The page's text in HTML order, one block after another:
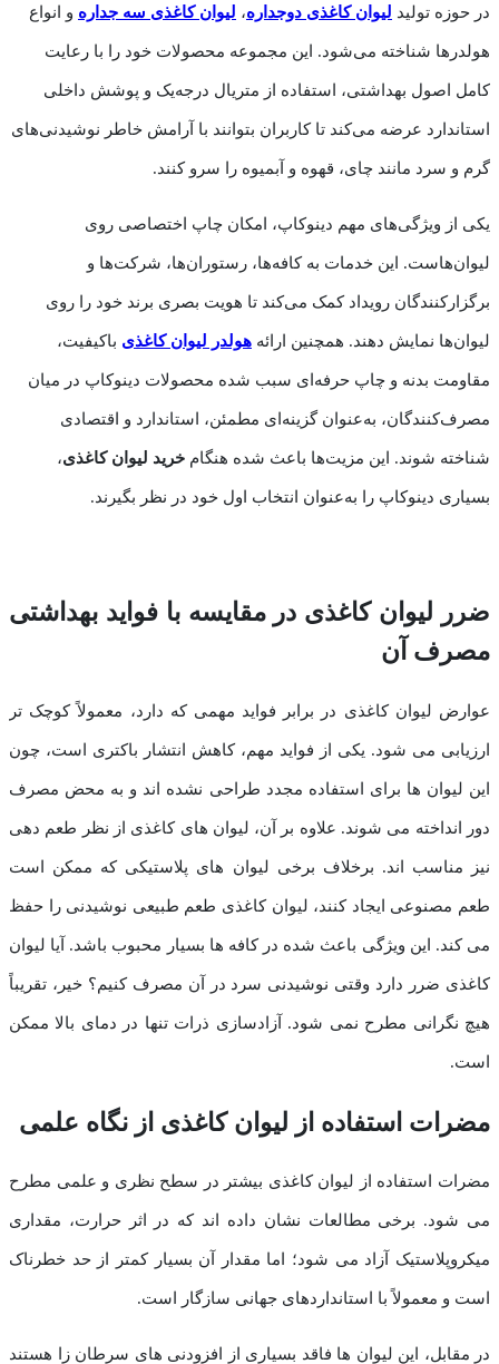
در حوزه تولید لیوان کاغذی دوجداره، لیوان کاغذی سه جداره و انواع
هولدرها شناخته می‌شود. این مجموعه محصولات خود را با رعایت
کامل اصول بهداشتی، استفاده از متریال درجه‌یک و پوشش داخلی
استاندارد عرضه می‌کند تا کاربران بتوانند با آرامش خاطر نوشیدنی‌های
گرم و سرد مانند چای، قهوه و آبمیوه را سرو کنند.
یکی از ویژگی‌­های مهم دینوکاپ، امکان چاپ اختصاصی روی
لیوان‌هاست. این خدمات به کافه‌ها، رستوران‌ها، شرکت‌ها و
برگزارکنندگان رویداد کمک می‌کند تا هویت بصری برند خود را روی
لیوان‌ها نمایش دهند. همچنین ارائه هولدر لیوان کاغذی باکیفیت،
مقاومت بدنه و چاپ حرفه‌ای سبب شده محصولات دینوکاپ در میان
مصرف‌کنندگان، به‌عنوان گزینه‌ای مطمئن، استاندارد و اقتصادی
شناخته شوند. این مزیت‌ها باعث شده هنگام خرید لیوان کاغذی،
بسیاری دینوکاپ را به‌عنوان انتخاب اول خود در نظر بگیرند.
ضرر لیوان کاغذی در مقایسه با فواید بهداشتی
مصرف آن
عوارض لیوان کاغذی در برابر فواید مهمی که دارد، معمولاً کوچک تر
ارزیابی می شود. یکی از فواید مهم، کاهش انتشار باکتری است، چون
این لیوان ها برای استفاده مجدد طراحی نشده اند و به محض مصرف
دور انداخته می شوند. علاوه بر آن، لیوان های کاغذی از نظر طعم دهی
نیز مناسب اند. برخلاف برخی لیوان های پلاستیکی که ممکن است
طعم مصنوعی ایجاد کنند، لیوان کاغذی طعم طبیعی نوشیدنی را حفظ
می کند. این ویژگی باعث شده در کافه ها بسیار محبوب باشد. آیا لیوان
کاغذی ضرر دارد وقتی نوشیدنی سرد در آن مصرف کنیم؟ خیر، تقریباً
هیچ نگرانی مطرح نمی شود. آزادسازی ذرات تنها در دمای بالا ممکن
است.
مضرات استفاده از لیوان کاغذی از نگاه علمی
مضرات استفاده از لیوان کاغذی بیشتر در سطح نظری و علمی مطرح
می شود. برخی مطالعات نشان داده اند که در اثر حرارت، مقداری
میکروپلاستیک آزاد می شود؛ اما مقدار آن بسیار کمتر از حد خطرناک
است و معمولاً با استانداردهای جهانی سازگار است.
در مقابل، این لیوان ها فاقد بسیاری از افزودنی های سرطان زا هستند